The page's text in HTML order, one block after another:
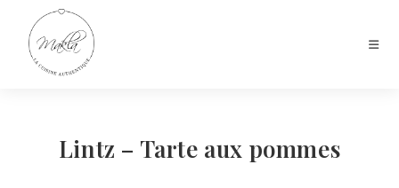
Lintz – Tarte aux pommes